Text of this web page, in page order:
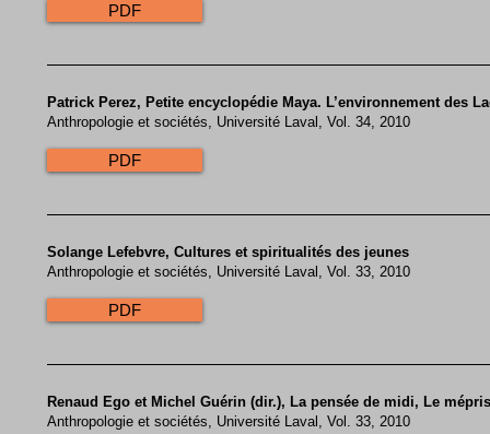
PDF
Patrick Perez, Petite encyclopédie Maya. L’environnement des
Anthropologie et sociétés, Université Laval, Vol. 34, 2010
PDF
Solange Lefebvre, Cultures et spiritualités des jeunes
Anthropologie et sociétés, Université Laval, Vol. 33, 2010
PDF
Renaud Ego et Michel Guérin (dir.), La pensée de midi, Le
Anthropologie et sociétés, Université Laval, Vol. 33, 2010